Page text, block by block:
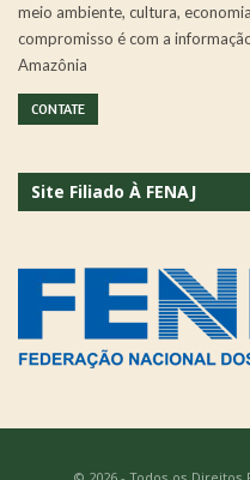
meio ambiente, cultura,
compromisso é com a
Amazônia
CONTATE
Site Filiado À FENAJ